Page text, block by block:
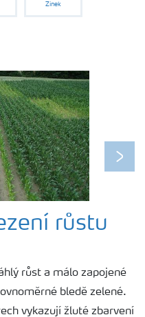
Zinek
Next
růstu
růst a málo zapojené
bledě zelené.
vykazují žluté zbarvení